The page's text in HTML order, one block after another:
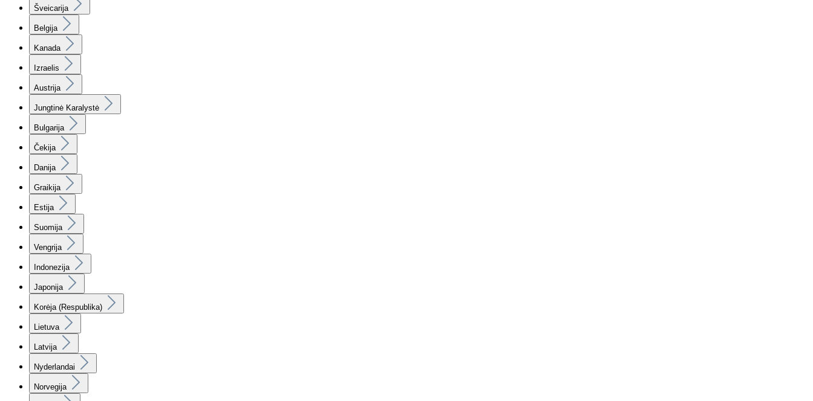
Šveicarija
Belgija
Kanada
Izraelis
Austrija
Jungtinė Karalystė
Bulgarija
Čekija
Danija
Graikija
Estija
Suomija
Vengrija
Indonezija
Japonija
Korėja (Respublika)
Lietuva
Latvija
Nyderlandai
Norvegija